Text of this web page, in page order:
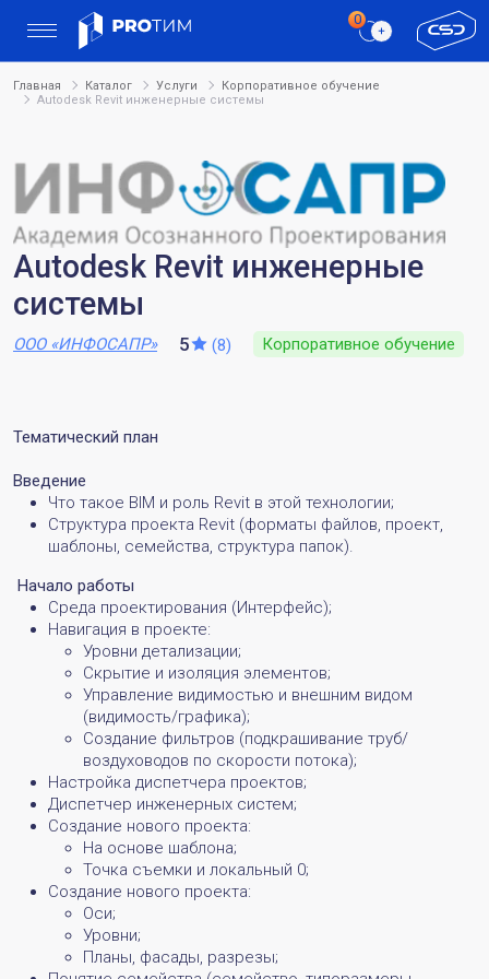
Главная Каталог Услуги
Корпоративное обучение
Autodesk Revit инженерные системы
Autodesk Revit инженерные
системы
ООО «ИНФОСАПР» 5 (8) Корпоративное обучение
Тематический план
Введение
Что такое BIM и роль Revit в этой технологии;
Структура проекта Revit (форматы файлов, проект,
шаблоны, семейства, структура папок).
Начало работы
Среда проектирования (Интерфейс);
Навигация в проекте:
Уровни детализации;
Скрытие и изоляция элементов;
Управление видимостью и внешним видом
(видимость/графика);
Создание фильтров (подкрашивание труб/
воздуховодов по скорости потока);
Настройка диспетчера проектов;
Диспетчер инженерных систем;
Создание нового проекта:
На основе шаблона;
Точка съемки и локальный 0;
Создание нового проекта:
Оси;
Уровни;
Планы, фасады, разрезы;